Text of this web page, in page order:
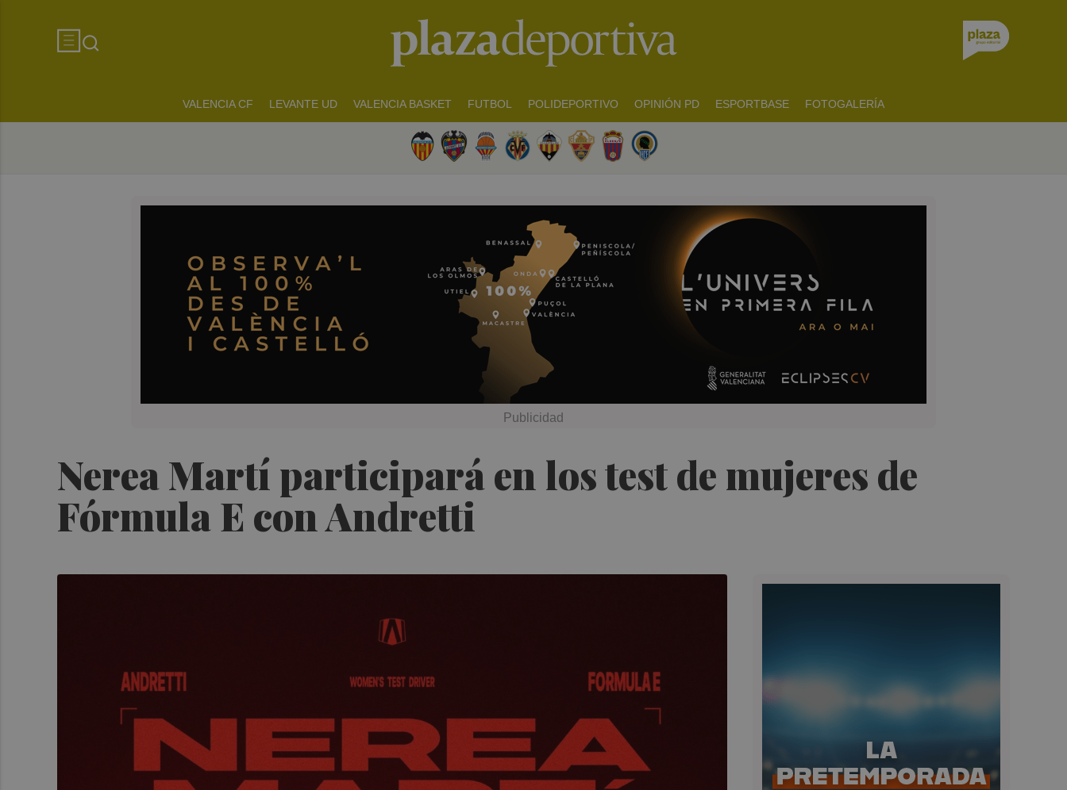
VALENCIA CF LEVANTE UD VALENCIA BASKET FUTBOL POLIDEPORTIVO OPINIÓN PD ESPORTBASE FOTOGALERÍA
Nerea Martí participará en los test de mujeres de
Fórmula E con Andretti